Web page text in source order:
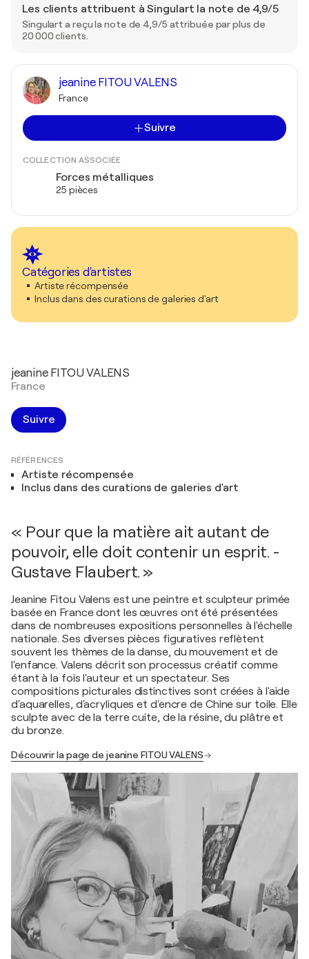
Les clients attribuent à Singulart la note de 4,9/5
Singulart a reçu la note de 4,9/5 attribuée par plus de
20 000 clients.
jeanine FITOU VALENS
France
Suivre
COLLECTION ASSOCIÉE
Forces métalliques
25 pièces
Catégories d'artistes
Artiste récompensée
Inclus dans des curations de galeries d'art
jeanine FITOU VALENS
France
Suivre
RÉFÉRENCES
Artiste récompensée
Inclus dans des curations de galeries d'art
« Pour que la matière ait autant de
pouvoir, elle doit contenir un esprit. -
Gustave Flaubert. »
Jeanine Fitou Valens est une peintre et sculpteur primée
basée en France dont les œuvres ont été présentées
dans de nombreuses expositions personnelles à l'échelle
nationale. Ses diverses pièces figuratives reflètent
souvent les thèmes de la danse, du mouvement et de
l'enfance. Valens décrit son processus créatif comme
étant à la fois l'auteur et un spectateur. Ses
compositions picturales distinctives sont créées à l'aide
d'aquarelles, d'acryliques et d'encre de Chine sur toile. Elle
sculpte avec de la terre cuite, de la résine, du plâtre et
du bronze.
Découvrir la page de jeanine FITOU VALENS